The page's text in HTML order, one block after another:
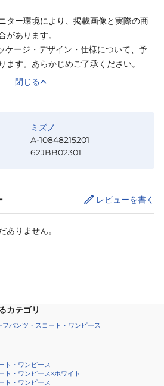
ター環境により、掲載画像と実際の商
があります。
ージ・デザイン・仕様について、予
ます。あらかじめご了承ください。
閉じる
ミズノ
A-10848215201
62JBB02301
レビューを書く
ありません。
カテゴリ
フパンツ・スコート・ワンピース
ト・ワンピース
ト・ワンピース×ホワイト
ト・ワンピース